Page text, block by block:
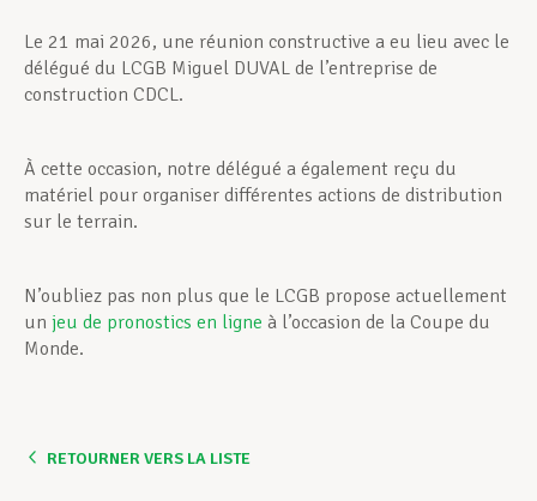
Le 21 mai 2026, une réunion constructive a eu lieu avec le
délégué du LCGB Miguel DUVAL de l’entreprise de
construction CDCL.
À cette occasion, notre délégué a également reçu du
matériel pour organiser différentes actions de distribution
sur le terrain.
N’oubliez pas non plus que le LCGB propose actuellement
un jeu de pronostics en ligne à l’occasion de la Coupe du
Monde.
RETOURNER VERS LA LISTE